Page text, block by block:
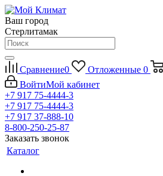
Ваш город
Стерлитамак
Сравнение0 Отложенные 0
ВойтиМой кабинет
+7 917 75-4444-3
+7 917 75-4444-3
+7 917 37-888-10
8-800-250-25-87
Заказать звонок
Каталог